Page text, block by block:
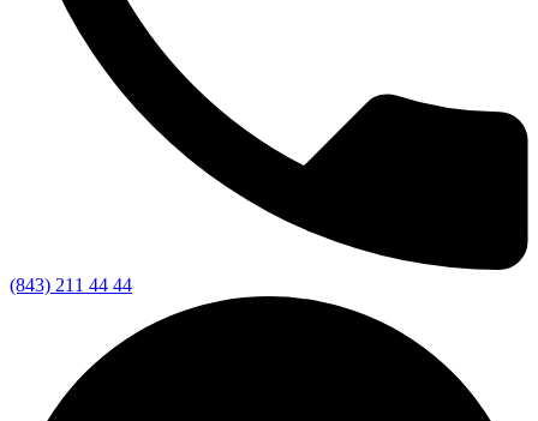
(843) 211 44 44